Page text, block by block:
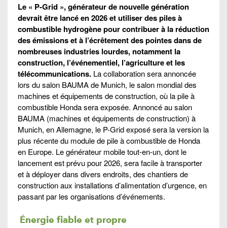
Le « P-Grid », générateur de nouvelle génération
devrait être lancé en 2026 et utiliser des piles à
combustible hydrogène pour contribuer à la réduction
des émissions et à l’écrêtement des pointes dans de
nombreuses industries lourdes, notamment la
construction, l’événementiel, l’agriculture et les
télécommunications. La collaboration sera annoncée
lors du salon BAUMA de Munich, le salon mondial des
machines et équipements de construction, où la pile à
combustible Honda sera exposée. Annoncé au salon
BAUMA (machines et équipements de construction) à
Munich, en Allemagne, le P-Grid exposé sera la version la
plus récente du module de pile à combustible de Honda
en Europe. Le générateur mobile tout-en-un, dont le
lancement est prévu pour 2026, sera facile à transporter
et à déployer dans divers endroits, des chantiers de
construction aux installations d’alimentation d’urgence, en
passant par les organisations d’événements.
Énergie fiable et propre